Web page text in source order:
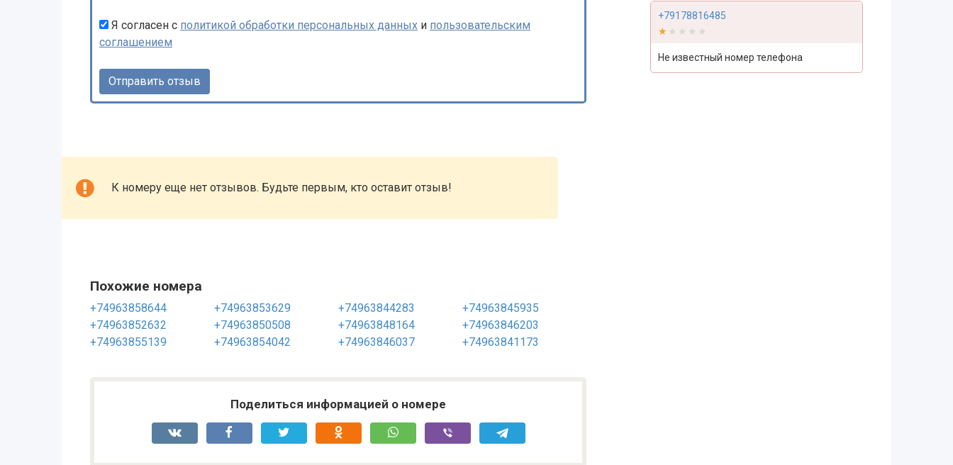
Я согласен с политикой обработки персональных данных и пользовательским
соглашением
К номеру еще нет отзывов. Будьте первым, кто оставит отзыв!
Похожие номера
+74963858644 +74963853629 +74963844283
+74963845935
+74963852632
+74963850508 +74963848164
+74963846203
+74963855139
+74963854042 +74963846037 +74963841173
Поделиться информацией о номере
+79178816485
★★★★★
★★★★★
Не известный номер телефона